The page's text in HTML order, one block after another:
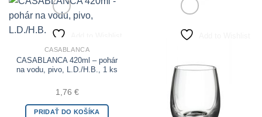
CASABLANCA
CASABLANCA 420ml – pohár
na vodu, pivo, L.D./H.B., 1 ks
1,76 €
PRIDAŤ DO KOŠÍKA